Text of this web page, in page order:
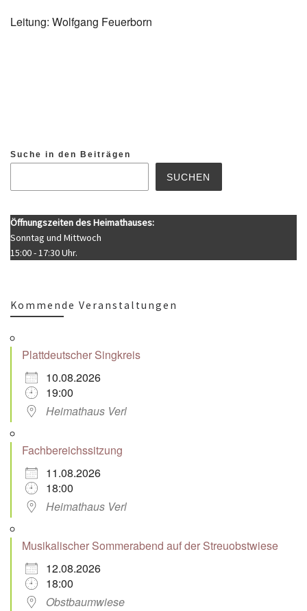
Leitung: Wolfgang Feuerborn
Suche in den Beiträgen
SUCHEN
Öffnungszeiten des Heimathauses:
Sonntag und Mittwoch
15:00 - 17:30 Uhr.
Kommende Veranstaltungen
Plattdeutscher Singkreis
10.08.2026
19:00
Heimathaus Verl
Fachbereichssitzung
11.08.2026
18:00
Heimathaus Verl
Musikalischer Sommerabend auf der Streuobstwiese
12.08.2026
18:00
Obstbaumwiese